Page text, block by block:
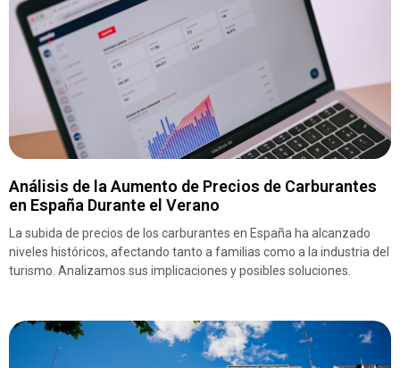
Análisis de la Aumento de Precios de Carburantes
en España Durante el Verano
La subida de precios de los carburantes en España ha alcanzado
niveles históricos, afectando tanto a familias como a la industria del
turismo. Analizamos sus implicaciones y posibles soluciones.